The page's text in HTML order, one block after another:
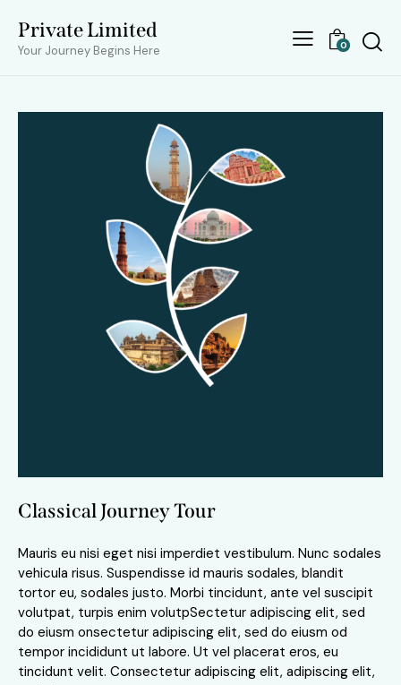
Private Limited
Your Journey Begins Here 0
Classical Journey Tour
Mauris eu nisi eget nisi imperdiet vestibulum. Nunc sodales
vehicula risus. Suspendisse id mauris sodales, blandit
tortor eu, sodales justo. Morbi tincidunt, ante vel suscipit
volutpat, turpis enim volutpSectetur adipiscing elit, sed
do eiusm onsectetur adipiscing elit, sed do eiusm od
tempor incididunt ut labore. Ut vel placerat eros, eu
tincidunt velit. Consectetur adipiscing elit, adipiscing elit,